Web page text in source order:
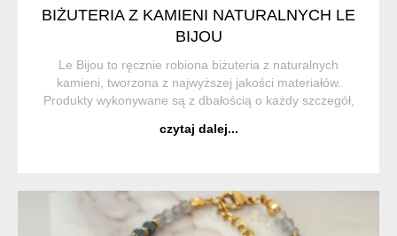
BIŻUTERIA Z KAMIENI NATURALNYCH LE
BIJOU
Le Bijou to ręcznie robiona biżuteria z naturalnych
kamieni, tworzona z najwyższej jakości materiałów.
Produkty wykonywane są z dbałością o każdy szczegół,
komfortowe w noszeniu. ...
czytaj dalej...